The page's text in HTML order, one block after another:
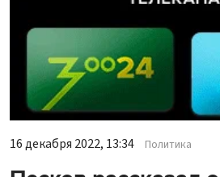
16 декабря 2022, 13:34 Политика